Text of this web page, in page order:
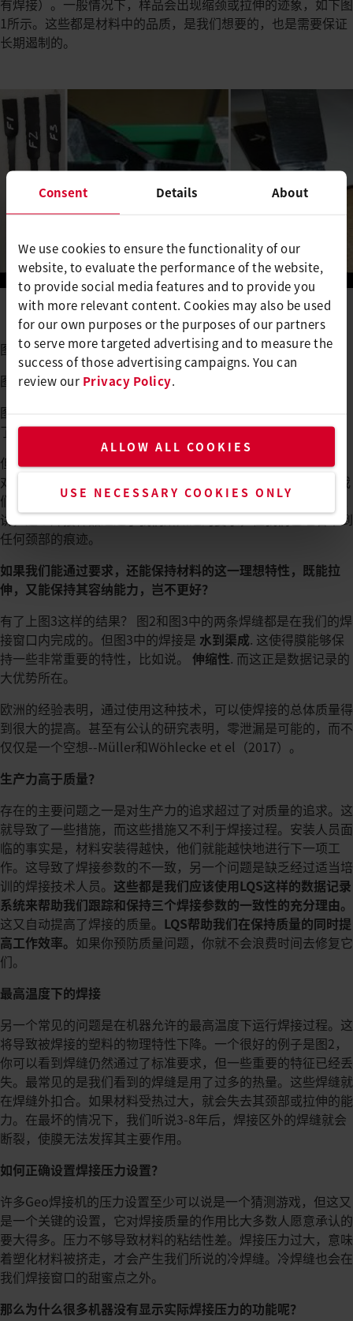
Consent Details About
We use cookies to ensure the functionality of our
website, to evaluate the performance of the website,
to provide social media features and to provide you
with more relevant content. Cookies may also be used
for our own purposes or the purposes of our partners
to serve more targeted advertising and to measure the
success of those advertising campaigns. You can
review our Privacy Policy.
ALLOW ALL COOKIES
USE NECESSARY COOKIES ONLY
有焊接）。一般情况下，样品会出现缩颈或拉伸的迹象，如下图
1所示。这些都是材料中的品质，是我们想要的，也是需要保证
长期遏制的。
图片1: 有缩颈或拉伸迹象的样品。
图片2: 在焊缝外显示出干净的断口的样品。
图3: 本次抽查也通过了标准要求。但我们也看到，这层膜保留
了拉伸的能力，没有破裂。
但我们在测试时，对焊接样品进行剥离试验（2片焊接在一起）
对拉力计进行测试。我们还能经常看到如图3那样的缩颈吗？ 我
们常见和较多看到的是焊缝外的干净断口，如上图2。从技术上
讲，这个焊接样品通过了我们所知道的要求，但我们已经看不到
任何颈部的痕迹。
如果我们能通过要求，还能保持材料的这一理想特性，既能拉
伸，又能保持其容纳能力，岂不更好？
有了上图3这样的结果？ 图2和图3中的两条焊缝都是在我们的焊
接窗口内完成的。但图3中的焊接是 水到渠成. 这使得膜能够保
持一些非常重要的特性，比如说。 伸缩性. 而这正是数据记录的
大优势所在。
欧洲的经验表明，通过使用这种技术，可以使焊接的总体质量得
到很大的提高。甚至有公认的研究表明，零泄漏是可能的，而不
仅仅是一个空想--Müller和Wöhlecke et el（2017）。
生产力高于质量？
存在的主要问题之一是对生产力的追求超过了对质量的追求。这
就导致了一些措施，而这些措施又不利于焊接过程。安装人员面
临的事实是，材料安装得越快，他们就能越快地进行下一项工
作。这导致了焊接参数的不一致，另一个问题是缺乏经过适当培
训的焊接技术人员。 这些都是我们应该使用LQS这样的数据记录
系统来帮助我们跟踪和保持三个焊接参数的一致性的充分理由。
这又自动提高了焊接的质量。 LQS帮助我们在保持质量的同时提
高工作效率。 如果你预防质量问题，你就不会浪费时间去修复它
们。
最高温度下的焊接
另一个常见的问题是在机器允许的最高温度下运行焊接过程。这
将导致被焊接的塑料的物理特性下降。一个很好的例子是图2，
你可以看到焊缝仍然通过了标准要求，但一些重要的特征已经丢
失。最常见的是我们看到的焊缝是用了过多的热量。这些焊缝就
在焊缝外扣合。如果材料受热过大，就会失去其颈部或拉伸的能
力。在最坏的情况下，我们听说3-8年后，焊接区外的焊缝就会
断裂，使膜无法发挥其主要作用。
如何正确设置焊接压力设置？
许多Geo焊接机的压力设置至少可以说是一个猜测游戏，但这又
是一个关键的设置，它对焊接质量的作用比大多数人愿意承认的
要大得多。压力不够导致材料的粘结性差。焊接压力过大，意味
着塑化材料被挤走，才会产生我们所说的冷焊缝。冷焊缝也会在
我们焊接窗口的甜蜜点之外。
那么为什么很多机器没有显示实际焊接压力的功能呢？